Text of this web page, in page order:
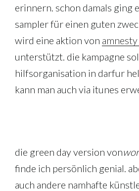
erinnern. schon damals ging
sampler für einen guten
wird eine aktion von
unterstützt. die kampagne
hilfsorganisation in darfur
kann man auch via itunes
die green day version von
finde ich persönlich genial.
auch andere namhafte